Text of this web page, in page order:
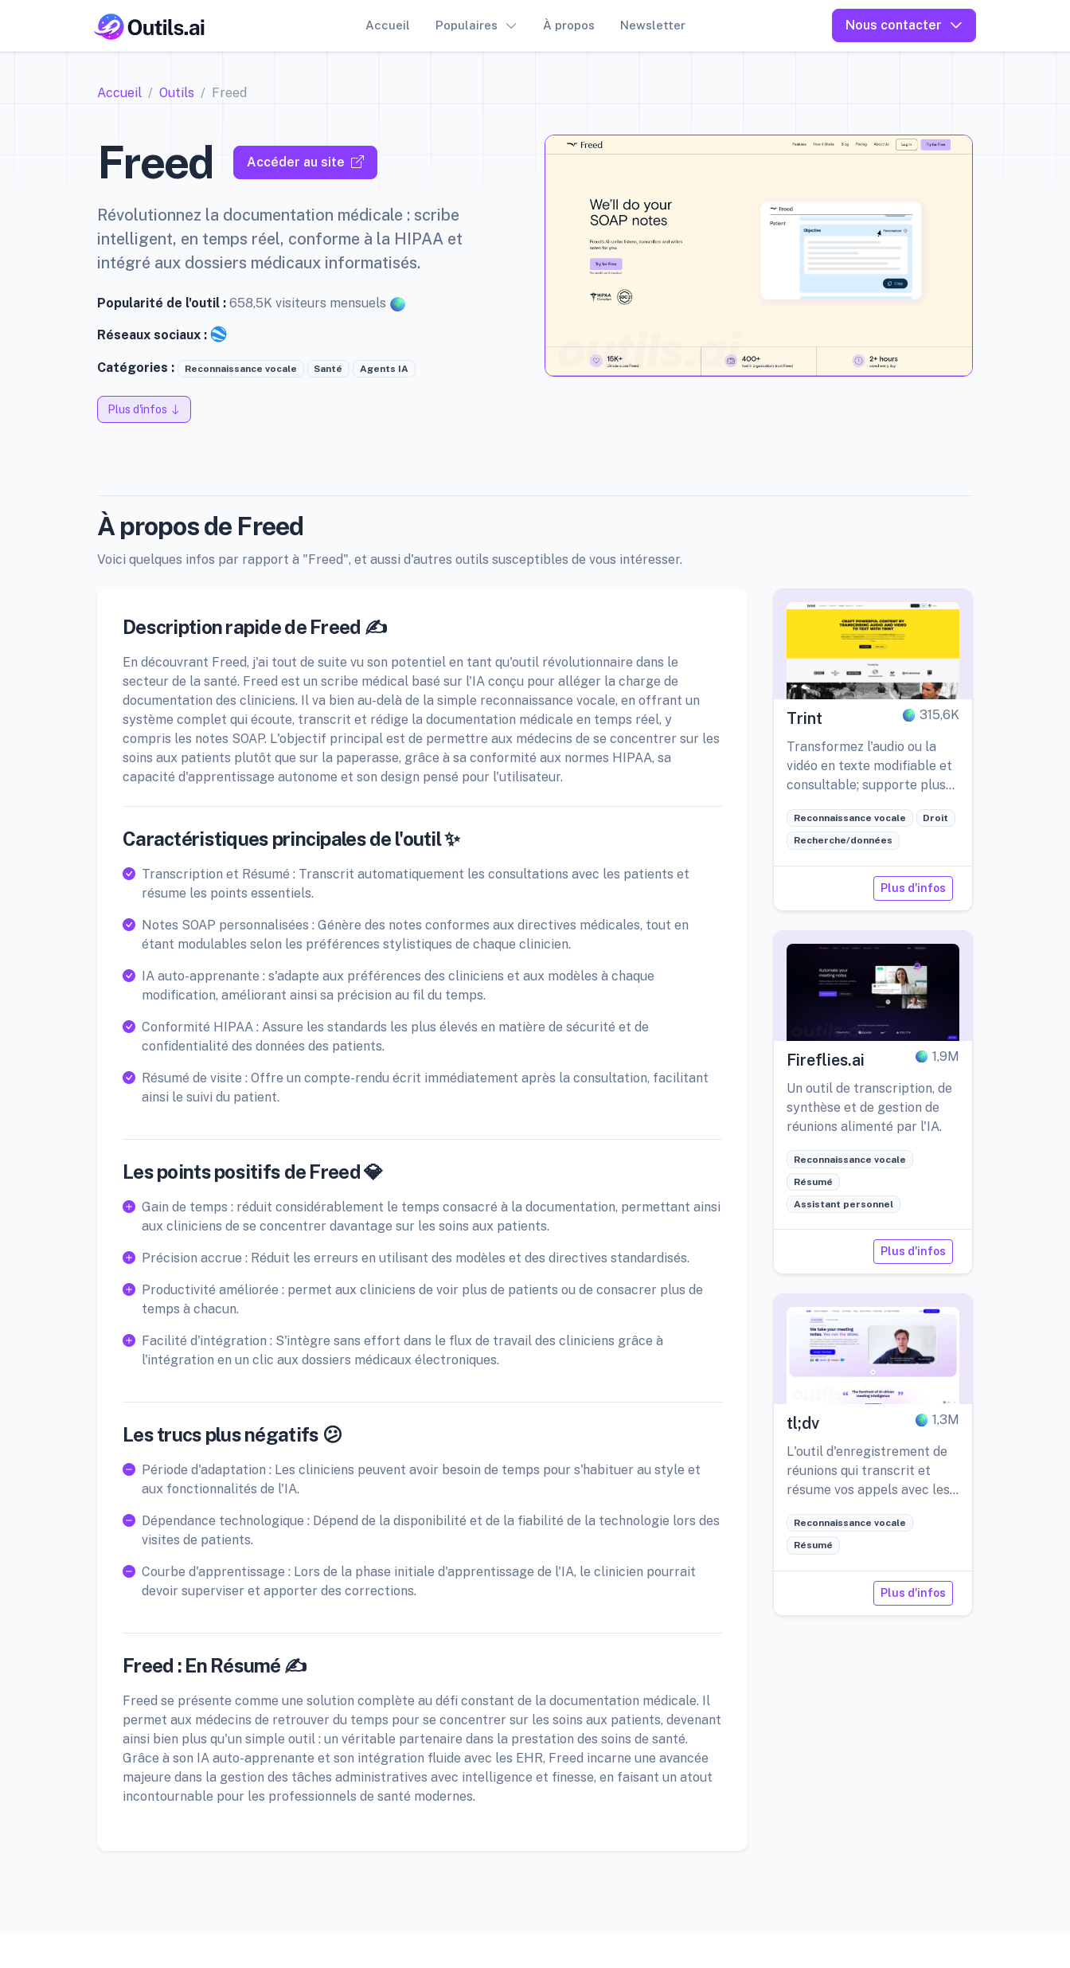
Accueil Populaires À propos Newsletter Nous contacter
Accueil Outils Freed
Freed Accéder au site
Révolutionnez la documentation médicale : scribe
intelligent, en temps réel, conforme à la HIPAA et
intégré aux dossiers médicaux informatisés.
Popularité de l'outil : 658,5K visiteurs mensuels
Réseaux sociaux :
Catégories : Reconnaissance vocale Santé Agents IA
Plus d'infos
À propos de Freed
Voici quelques infos par rapport à "Freed", et aussi d'autres outils susceptibles de vous intéresser.
Description rapide de Freed ✍️
En découvrant Freed, j'ai tout de suite vu son potentiel en tant qu'outil révolutionnaire dans le
secteur de la santé. Freed est un scribe médical basé sur l'IA conçu pour alléger la charge de
documentation des cliniciens. Il va bien au-delà de la simple reconnaissance vocale, en offrant un
système complet qui écoute, transcrit et rédige la documentation médicale en temps réel, y
compris les notes SOAP. L'objectif principal est de permettre aux médecins de se concentrer sur les
soins aux patients plutôt que sur la paperasse, grâce à sa conformité aux normes HIPAA, sa
capacité d'apprentissage autonome et son design pensé pour l'utilisateur.
Caractéristiques principales de l'outil ✨
Transcription et Résumé : Transcrit automatiquement les consultations avec les patients et
résume les points essentiels.
Notes SOAP personnalisées : Génère des notes conformes aux directives médicales, tout en
étant modulables selon les préférences stylistiques de chaque clinicien.
IA auto-apprenante : s'adapte aux préférences des cliniciens et aux modèles à chaque
modification, améliorant ainsi sa précision au fil du temps.
Conformité HIPAA : Assure les standards les plus élevés en matière de sécurité et de
confidentialité des données des patients.
Résumé de visite : Offre un compte-rendu écrit immédiatement après la consultation, facilitant
ainsi le suivi du patient.
Les points positifs de Freed 💎
Gain de temps : réduit considérablement le temps consacré à la documentation, permettant ainsi
aux cliniciens de se concentrer davantage sur les soins aux patients.
Précision accrue : Réduit les erreurs en utilisant des modèles et des directives standardisés.
Productivité améliorée : permet aux cliniciens de voir plus de patients ou de consacrer plus de
temps à chacun.
Facilité d'intégration : S'intègre sans effort dans le flux de travail des cliniciens grâce à
l'intégration en un clic aux dossiers médicaux électroniques.
Les trucs plus négatifs 😕
Période d'adaptation : Les cliniciens peuvent avoir besoin de temps pour s'habituer au style et
aux fonctionnalités de l'IA.
Dépendance technologique : Dépend de la disponibilité et de la fiabilité de la technologie lors des
visites de patients.
Courbe d'apprentissage : Lors de la phase initiale d'apprentissage de l'IA, le clinicien pourrait
devoir superviser et apporter des corrections.
Freed : En Résumé ✍️
Freed se présente comme une solution complète au défi constant de la documentation médicale. Il
permet aux médecins de retrouver du temps pour se concentrer sur les soins aux patients, devenant
ainsi bien plus qu'un simple outil : un véritable partenaire dans la prestation des soins de santé.
Grâce à son IA auto-apprenante et son intégration fluide avec les EHR, Freed incarne une avancée
majeure dans la gestion des tâches administratives avec intelligence et finesse, en faisant un atout
incontournable pour les professionnels de santé modernes.
Trint 315,6K
Transformez l'audio ou la
vidéo en texte modifiable et
consultable; supporte plus
Reconnaissance vocale Droit
Recherche/données
Plus d'infos
Fireflies.ai 1,9M
Un outil de transcription, de
synthèse et de gestion de
réunions alimenté par l'IA.
Reconnaissance vocale
Résumé
Assistant personnel
Plus d'infos
tl;dv 1,3M
L'outil d'enregistrement de
réunions qui transcrit et
résume vos appels avec les
votre équipe.
Reconnaissance vocale
Résumé
Plus d'infos